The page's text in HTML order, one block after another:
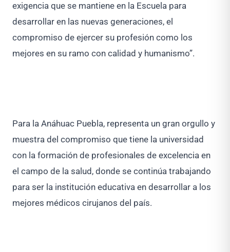
exigencia que se mantiene en la Escuela para
desarrollar en las nuevas generaciones, el
compromiso de ejercer su profesión como los
mejores en su ramo con calidad y humanismo”.
Para la Anáhuac Puebla, representa un gran orgullo y
muestra del compromiso que tiene la universidad
con la formación de profesionales de excelencia en
el campo de la salud, donde se continúa trabajando
para ser la institución educativa en desarrollar a los
mejores médicos cirujanos del país.